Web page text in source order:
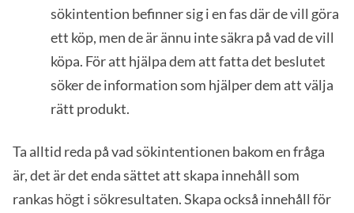
sökintention befinner sig i en fas där de vill göra
ett köp, men de är ännu inte säkra på vad de vill
köpa. För att hjälpa dem att fatta det beslutet
söker de information som hjälper dem att välja
rätt produkt.
Ta alltid reda på vad sökintentionen bakom en fråga
är, det är det enda sättet att skapa innehåll som
rankas högt i sökresultaten. Skapa också innehåll för